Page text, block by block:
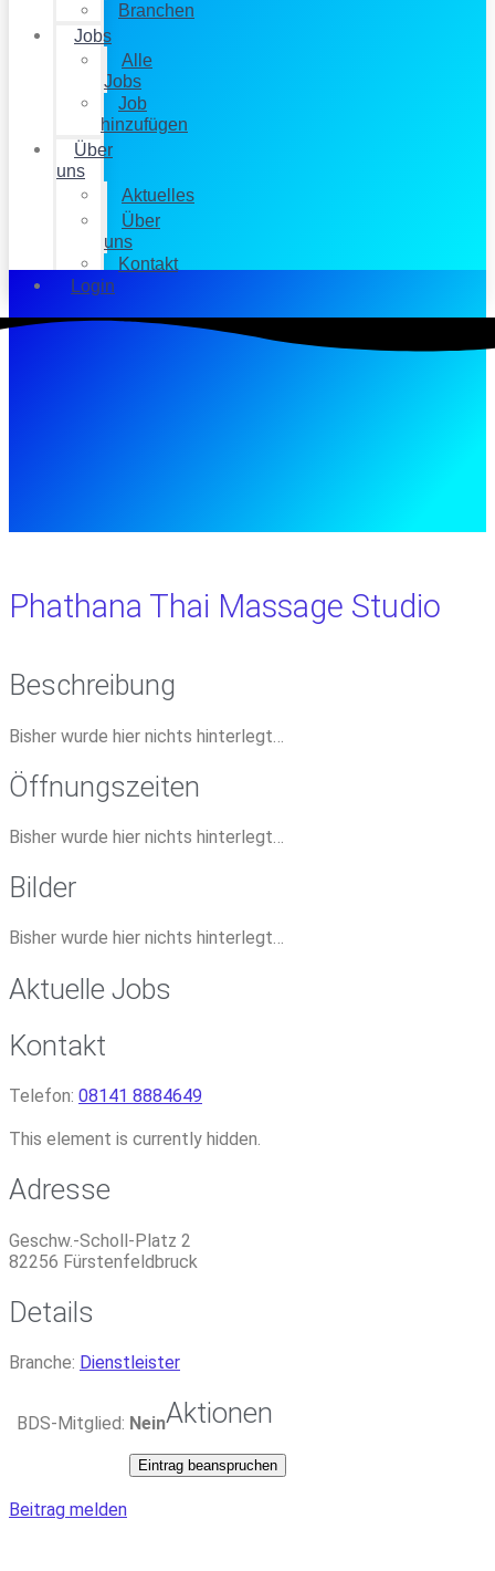
Branchen
Jobs
Alle
Jobs
Job
hinzufügen
Über
uns
Aktuelles
Über
uns
Kontakt
Login
Phathana Thai Massage Studio
Beschreibung
Bisher wurde hier nichts hinterlegt…
Öffnungszeiten
Bisher wurde hier nichts hinterlegt…
Bilder
Bisher wurde hier nichts hinterlegt…
Aktuelle Jobs
Kontakt
Telefon: 08141 8884649
This element is currently hidden.
Adresse
Geschw.-Scholl-Platz 2
82256 Fürstenfeldbruck
Details
Branche: Dienstleister
BDS-Mitglied: NeinAktionen
Eintrag beanspruchen
Beitrag melden